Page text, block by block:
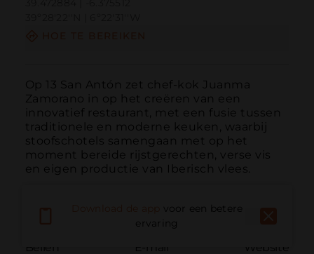
Op 13 San Antón zet chef-kok Juanma
Zamorano in op het creëren van een
innovatief restaurant, met een fusie tussen
traditionele en moderne keuken, waarbij
stoofschotels samengaan met op het
moment bereide rijstgerechten, verse vis
en eigen productie van Iberisch vlees.
Bellen E-mail Website
voor een betere
ervaring